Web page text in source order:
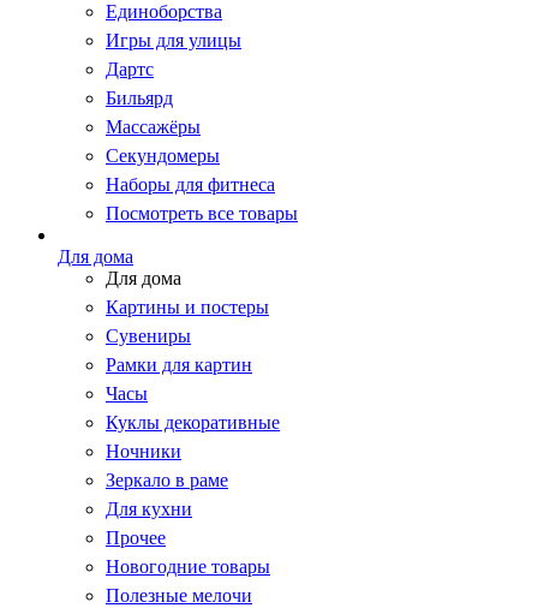
Единоборства
Игры для улицы
Дартс
Бильярд
Массажёры
Секундомеры
Наборы для фитнеса
Посмотреть все товары
Для дома
Для дома
Картины и постеры
Сувениры
Рамки для картин
Часы
Куклы декоративные
Ночники
Зеркало в раме
Для кухни
Прочее
Новогодние товары
Полезные мелочи